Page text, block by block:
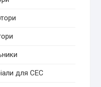
для СЕС